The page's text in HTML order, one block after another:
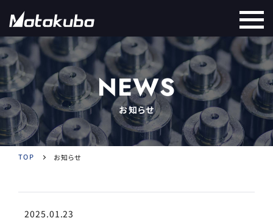
NEWS
お知らせ
TOP お知らせ
2025.01.23